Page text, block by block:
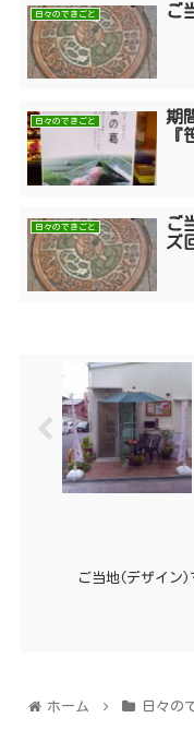
日々のできごと ご
日々のできごと
期
日々のできごと
ご
ズ
ご当地(デザイン)
ホーム 日々の